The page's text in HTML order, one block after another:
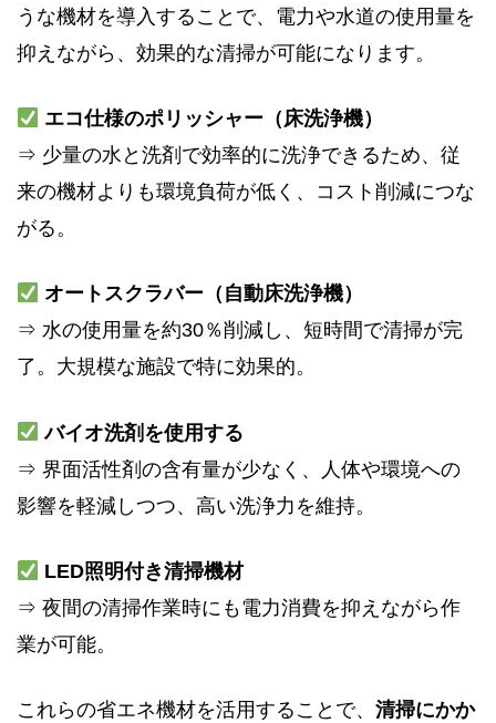
うな機材を導入することで、電力や水道の使用量を
抑えながら、効果的な清掃が可能になります。
エコ仕様のポリッシャー（床洗浄機）
⇒ 少量の水と洗剤で効率的に洗浄できるため、従
来の機材よりも環境負荷が低く、コスト削減につな
がる。
オートスクラバー（自動床洗浄機）
⇒ 水の使用量を約30％削減し、短時間で清掃が完
了。大規模な施設で特に効果的。
バイオ洗剤を使用する
⇒ 界面活性剤の含有量が少なく、人体や環境への
影響を軽減しつつ、高い洗浄力を維持。
LED照明付き清掃機材
⇒ 夜間の清掃作業時にも電力消費を抑えながら作
業が可能。
これらの省エネ機材を活用することで、 清掃にかか